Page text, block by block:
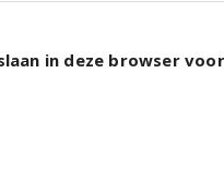
in deze browser